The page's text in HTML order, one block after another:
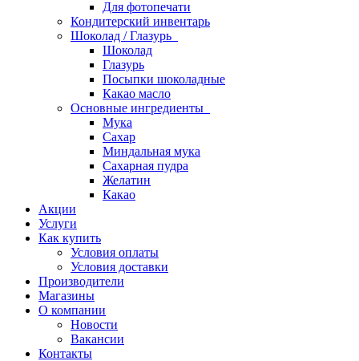
Для фотопечати
Кондитерский инвентарь
Шоколад / Глазурь
Шоколад
Глазурь
Посыпки шоколадные
Какао масло
Основные ингредиенты
Мука
Сахар
Миндальная мука
Сахарная пудра
Желатин
Какао
Акции
Услуги
Как купить
Условия оплаты
Условия доставки
Производители
Магазины
О компании
Новости
Вакансии
Контакты